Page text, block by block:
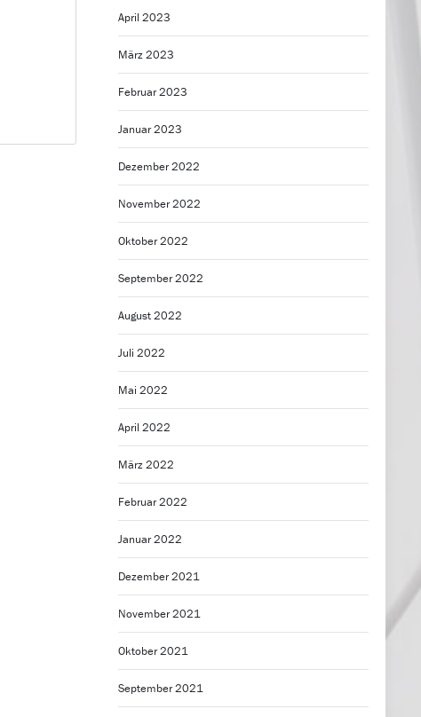
April 2023
März 2023
Februar 2023
Januar 2023
Dezember 2022
November 2022
Oktober 2022
September 2022
August 2022
Juli 2022
Mai 2022
April 2022
März 2022
Februar 2022
Januar 2022
Dezember 2021
November 2021
Oktober 2021
September 2021